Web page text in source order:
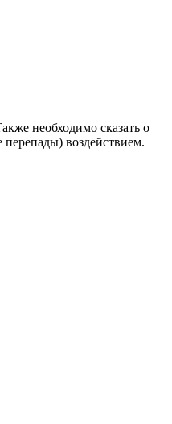
необходимо сказать о
воздействием.